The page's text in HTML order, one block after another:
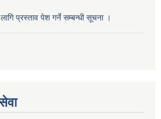
प्रस्ताव पेश गर्ने सम्बन्धी सूचना ।